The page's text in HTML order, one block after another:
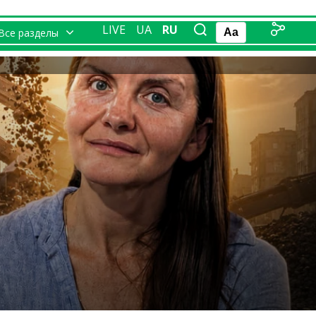
разделы LIVE UA RU Aa